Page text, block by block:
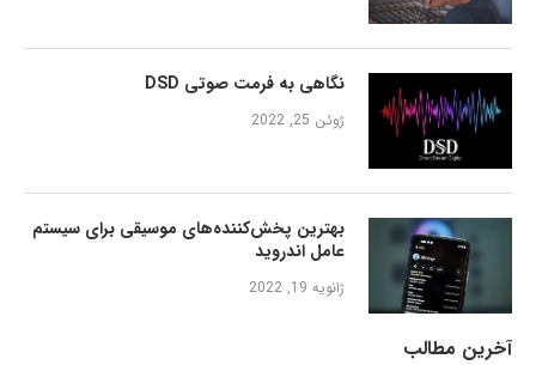
نگاهی به فرمت صوتی DSD
ژوئن 25, 2022
بهترین پخش‌کننده‌های موسیقی برای سیستم
عامل اندروید
ژانویه 19, 2022
آخرین مطالب